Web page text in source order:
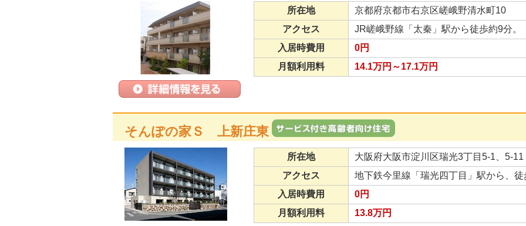
所在地
京都府京都市右京区嵯峨野清水町10
アクセス
JR嵯峨野線「太秦」駅から徒歩約9分。
入居時費用
0円
月額利用料
14.1万円～17.1万円
そんぽの家Ｓ 上新庄東
所在地
大阪府大阪市淀川区瑞光3丁目5-1、5-11
アクセス
地下鉄今里線「瑞光四丁目」駅から、徒
入居時費用
0円
月額利用料
13.8万円